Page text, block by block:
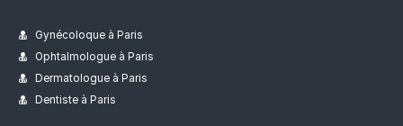
Gynécoloque à Paris
Ophtalmologue à Paris
Dermatologue à Paris
Dentiste à Paris